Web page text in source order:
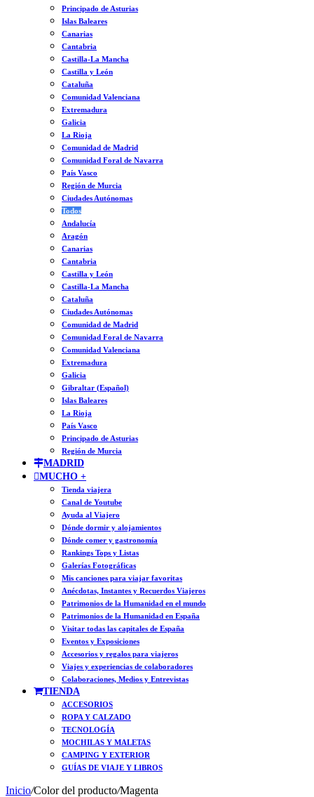
Principado de Asturias
Islas Baleares
Canarias
Cantabria
Castilla-La Mancha
Castilla y León
Cataluña
Comunidad Valenciana
Extremadura
Galicia
La Rioja
Comunidad de Madrid
Comunidad Foral de Navarra
País Vasco
Región de Murcia
Ciudades Autónomas
Todos
Andalucía
Aragón
Canarias
Cantabria
Castilla y León
Castilla-La Mancha
Cataluña
Ciudades Autónomas
Comunidad de Madrid
Comunidad Foral de Navarra
Comunidad Valenciana
Extremadura
Galicia
Gibraltar (Español)
Islas Baleares
La Rioja
País Vasco
Principado de Asturias
Región de Murcia
MADRID
MUCHO +
Tienda viajera
Canal de Youtube
Ayuda al Viajero
Dónde dormir y alojamientos
Dónde comer y gastronomía
Rankings Tops y Listas
Galerías Fotográficas
Mis canciones para viajar favoritas
Anécdotas, Instantes y Recuerdos Viajeros
Patrimonios de la Humanidad en el mundo
Patrimonios de la Humanidad en España
Visitar todas las capitales de España
Eventos y Exposiciones
Accesorios y regalos para viajeros
Viajes y experiencias de colaboradores
Colaboraciones, Medios y Entrevistas
TIENDA
ACCESORIOS
ROPA Y CALZADO
TECNOLOGÍA
MOCHILAS Y MALETAS
CAMPING Y EXTERIOR
GUÍAS DE VIAJE Y LIBROS
Inicio/Color del producto/Magenta